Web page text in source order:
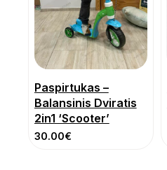
Paspirtukas –
Balansinis Dviratis
2in1 ‘Scooter’
30.00€